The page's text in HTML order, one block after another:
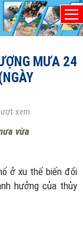
MƯA 24
xem
vừa
ở xu thế biến đổi
hưởng của thủy